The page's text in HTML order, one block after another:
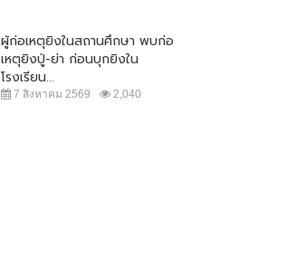
ผู้ก่อเหตุยิงในสถานศึกษา พบก่อ
เหตุยิงปู่-ย่า ก่อนบุกยิงใน
โรงเรียน...
7 สิงหาคม 2569 2,040